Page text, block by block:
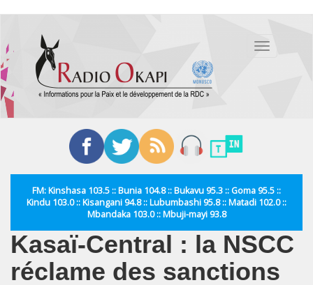
contenu
principal
Toggle
FM: Kinshasa 103.5 :: Bunia 104.8 :: Bukavu 95.3 :: Goma 95.5 ::
Kindu 103.0 :: Kisangani 94.8 :: Lubumbashi 95.8 :: Matadi 102.0 ::
Mbandaka 103.0 :: Mbuji-mayi 93.8
Kasaï-Central : la NSCC
réclame des sanctions